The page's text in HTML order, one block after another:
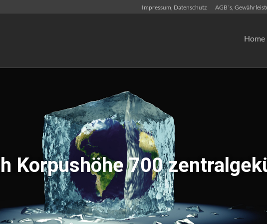
Impressum, Datenschutz AGB´s,
Home
Korpushöhe 700